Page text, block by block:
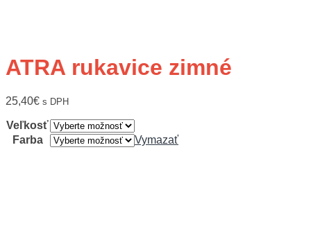
ATRA rukavice zimné
25,40€ s DPH
Veľkosť
Farba
Vymazať